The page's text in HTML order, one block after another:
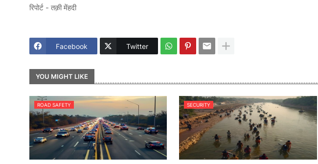
रिपोर्ट - तक़ी मेंहदी
Facebook Twitter
YOU MIGHT LIKE
ROAD SAFETY SECURITY